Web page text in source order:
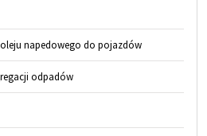
napedowego do pojazdów
odpadów